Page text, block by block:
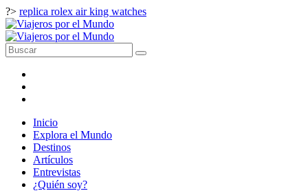
?> replica rolex air king watches
Inicio
Explora el Mundo
Destinos
Artículos
Entrevistas
¿Quién soy?